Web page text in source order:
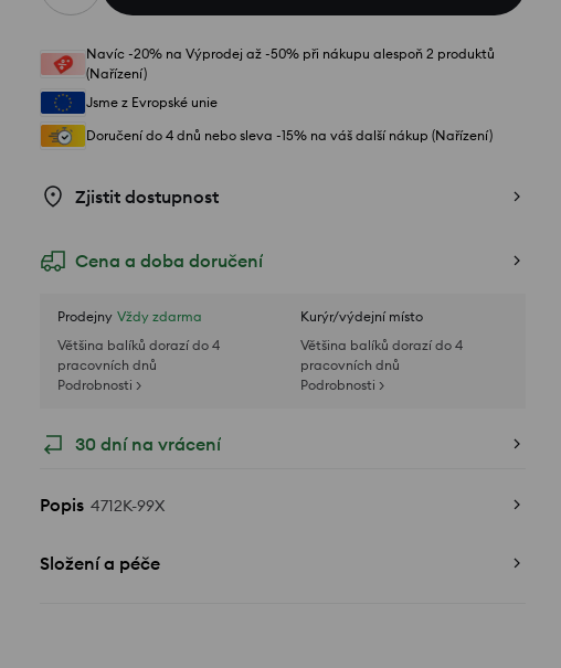
Navíc -20% na Výprodej až -50% při nákupu alespoň 2 produktů
(Nařízení)
Jsme z Evropské unie
Doručení do 4 dnů nebo sleva -15% na váš další nákup (Nařízení)
Zjistit dostupnost
Cena a doba doručení
Prodejny Vždy zdarma
Většina balíků dorazí do 4
pracovních dnů
Podrobnosti >
Kurýr/výdejní místo
Většina balíků dorazí do 4
pracovních dnů
Podrobnosti >
30 dní na vrácení
Popis 4712K-99X
Složení a péče